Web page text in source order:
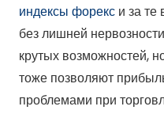
индексы форекс и за
без лишней
крутых возможностей,
тоже позволяют
проблемами при